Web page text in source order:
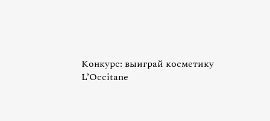
Конкурс: выиграй косметику
L’Occitane